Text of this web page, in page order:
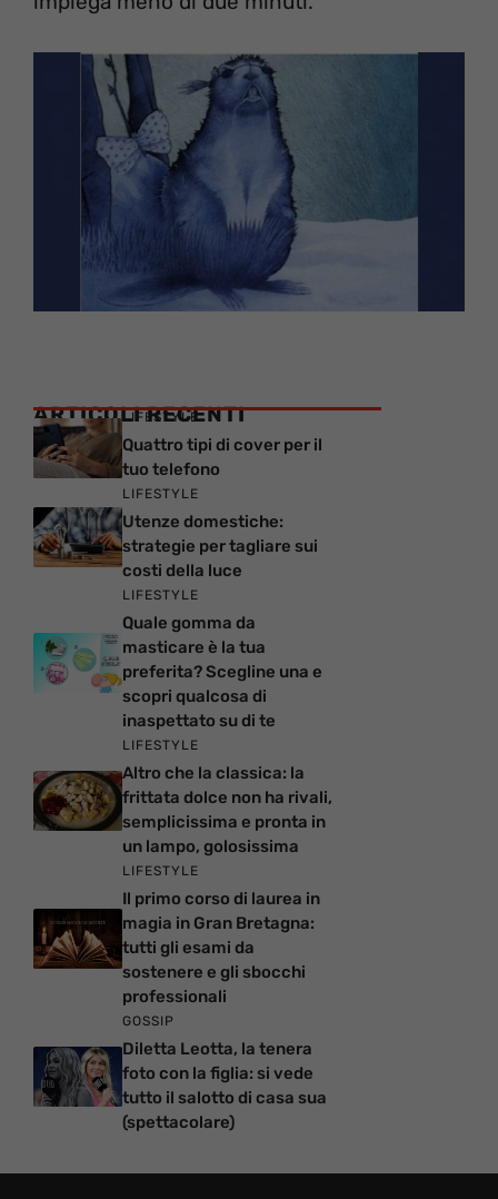
ARTICOLI RECENTI
LIFESTYLE
Quattro tipi di cover per il
tuo telefono
LIFESTYLE
Utenze domestiche:
strategie per tagliare sui
costi della luce
LIFESTYLE
Quale gomma da
masticare è la tua
preferita? Scegline una e
scopri qualcosa di
inaspettato su di te
LIFESTYLE
Altro che la classica: la
frittata dolce non ha rivali,
semplicissima e pronta in
un lampo, golosissima
LIFESTYLE
Il primo corso di laurea in
magia in Gran Bretagna:
tutti gli esami da
sostenere e gli sbocchi
professionali
GOSSIP
Diletta Leotta, la tenera
foto con la figlia: si vede
tutto il salotto di casa sua
(spettacolare)